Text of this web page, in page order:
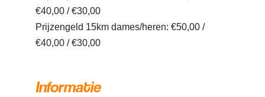
€40,00 / €30,00
Prijzengeld 15km dames/heren: €50,00 /
€40,00 / €30,00
Informatie